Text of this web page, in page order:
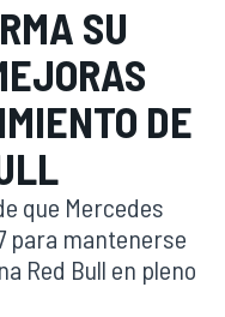
SU
DE
que Mercedes
para mantenerse
Red Bull en pleno